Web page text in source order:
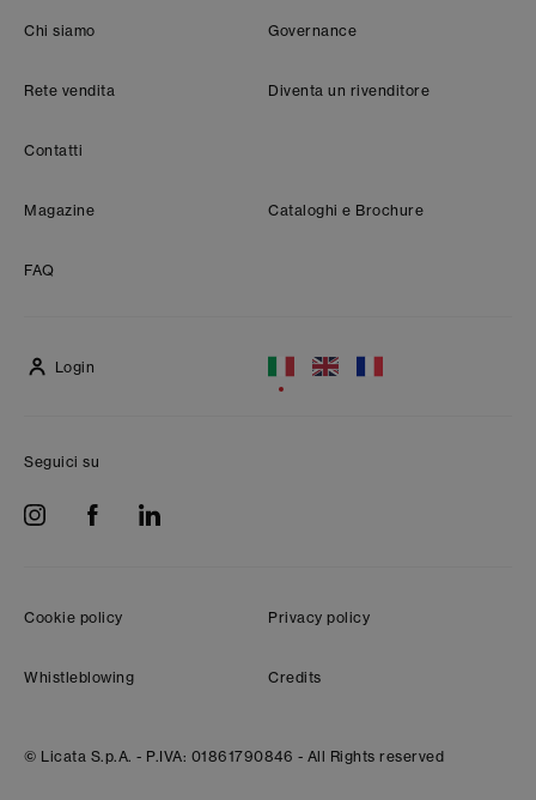
Chi siamo Governance
Rete vendita Diventa un rivenditore
Contatti
Magazine Cataloghi e Brochure
FAQ
Login
Seguici su
Cookie policy Privacy policy
Whistleblowing Credits
© Licata S.p.A. - P.IVA: 01861790846 - All Rights reserved